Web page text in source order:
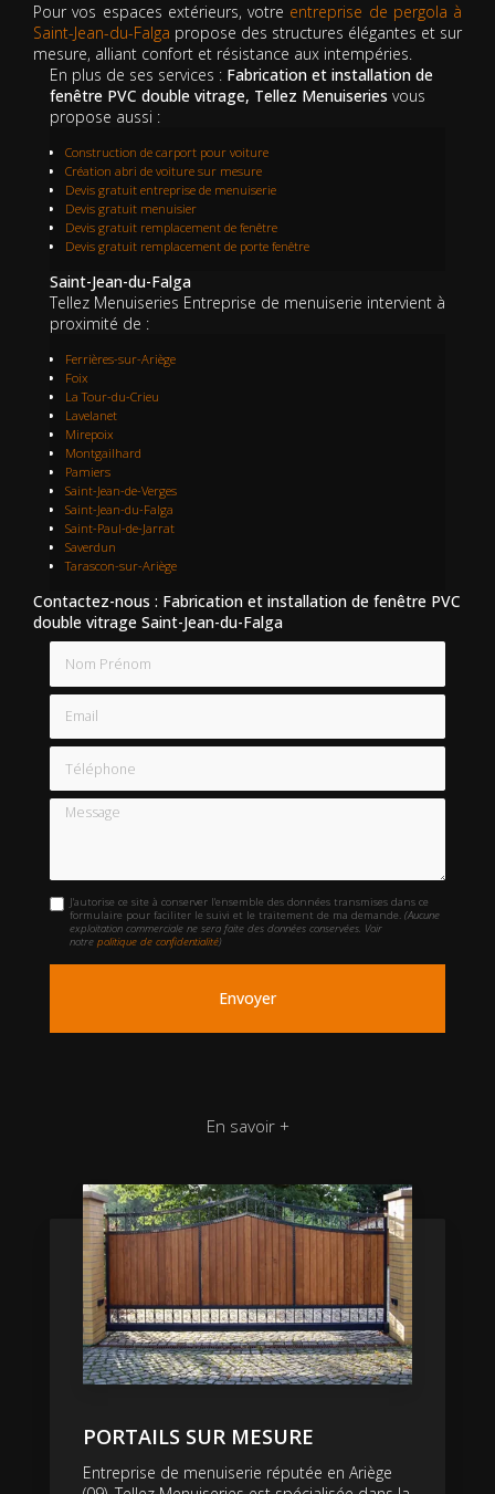
Pour vos espaces extérieurs, votre entreprise de pergola à
Saint-Jean-du-Falga propose des structures élégantes et sur
mesure, alliant confort et résistance aux intempéries.
En plus de ses services : Fabrication et installation de
fenêtre PVC double vitrage, Tellez Menuiseries vous
propose aussi :
Construction de carport pour voiture
Création abri de voiture sur mesure
Devis gratuit entreprise de menuiserie
Devis gratuit menuisier
Devis gratuit remplacement de fenêtre
Devis gratuit remplacement de porte fenêtre
Saint-Jean-du-Falga
Tellez Menuiseries Entreprise de menuiserie intervient à
proximité de :
Ferrières-sur-Ariège
Foix
La Tour-du-Crieu
Lavelanet
Mirepoix
Montgailhard
Pamiers
Saint-Jean-de-Verges
Saint-Jean-du-Falga
Saint-Paul-de-Jarrat
Saverdun
Tarascon-sur-Ariège
Contactez-nous : Fabrication et installation de fenêtre PVC
double vitrage Saint-Jean-du-Falga
Email
Téléphone
Message
J'autorise ce site à conserver l'ensemble des données transmises dans ce
formulaire pour faciliter le suivi et le traitement de ma demande.(Aucune
exploitation commerciale ne sera faite des données conservées. Voir
notrepolitique de confidentialité)
En savoir +
PORTAILS SUR MESURE
Entreprise de menuiserie réputée en Ariège